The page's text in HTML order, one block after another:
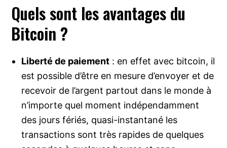
Quels sont les avantages du
Bitcoin ?
Liberté de paiement : en effet avec bitcoin, il
est possible d’être en mesure d’envoyer et de
recevoir de l’argent partout dans le monde à
n’importe quel moment indépendamment
des jours fériés, quasi-instantané les
transactions sont très rapides de quelques